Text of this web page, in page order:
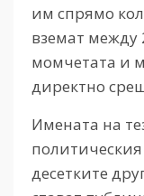
им спрямо
вземат между
момчетата и
директно
Имената на
десетките